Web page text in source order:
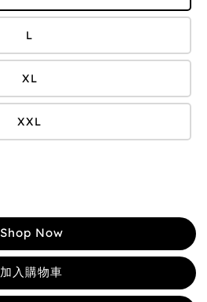
L
XL
XXL
Shop Now
加入購物車